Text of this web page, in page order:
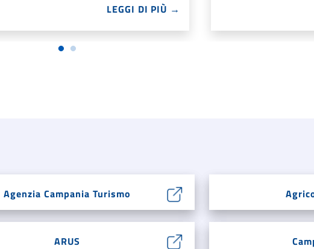
LEGGI DI PIÙ →
Agenzia Campania Turismo
ARUS